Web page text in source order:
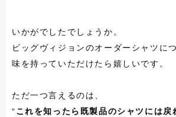
いかがでしたでしょうか。
ビッグヴィジョンのオーダーシャツに
味を持っていただけたら嬉しいです。
ただ一つ言えるのは、
“これを知ったら既製品のシャツには戻